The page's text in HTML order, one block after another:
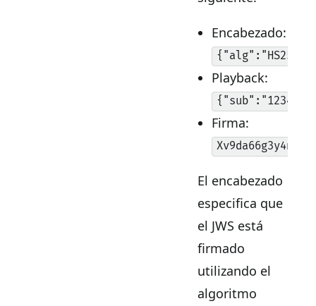
Encabezado:
Playback:
Firma:
El encabezado
especifica que
el JWS está
firmado
utilizando el
algoritmo